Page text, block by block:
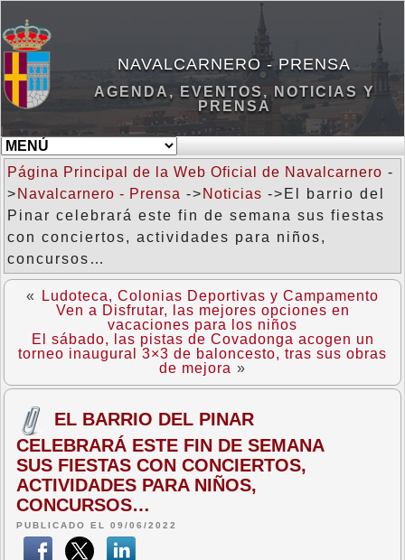
NAVALCARNERO - PRENSA
AGENDA, EVENTOS, NOTICIAS Y
PRENSA
Página Principal de la Web Oficial de Navalcarnero -
> Navalcarnero - Prensa -> Noticias ->El barrio del
Pinar celebrará este fin de semana sus fiestas
con conciertos, actividades para niños,
concursos…
«
Ludoteca, Colonias Deportivas y Campamento
Ven a Disfrutar, las mejores opciones en
vacaciones para los niños
El sábado, las pistas de Covadonga acogen un
torneo inaugural 3×3 de baloncesto, tras sus obras
de mejora »
EL BARRIO DEL PINAR
CELEBRARÁ ESTE FIN DE SEMANA
SUS FIESTAS CON CONCIERTOS,
ACTIVIDADES PARA NIÑOS,
CONCURSOS…
PUBLICADO EL 09/06/2022